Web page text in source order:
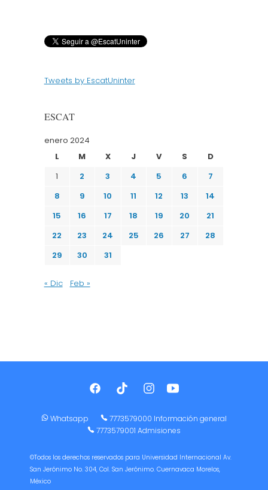
Tweets by EscatUninter
ESCAT
enero 2024
L
M X J V S
D
1
2 3 4 5 6
7
8
9 10 11 12 13
14
15
16 17 18 19 20
21
22
23 24 25 26 27
28
29
30 31
« Dic Feb »
Whatsapp
7773579000 Información general
7773579001 Admisiones
©Todos los derechos reservados para Universidad Internacional Av.
San Jerónimo No. 304, Col. San Jerónimo. Cuernavaca Morelos,
México